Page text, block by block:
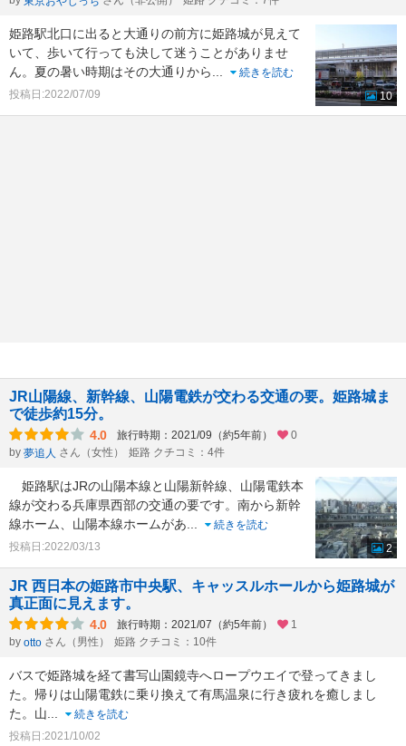
姫路駅北口に出ると大通りの前方に姫路城が見えて
いて、歩いて行っても決して迷うことがありませ
ん。夏の暑い時期はその大通りから
続きを読む
投稿日:2022/07/09
10
JR山陽線、新幹線、山陽電鉄が交わる交通の要。姫路城ま
で徒歩約15分。
4.0 旅行時期：2021/09（約5年前）
0
by 夢追人 さん（女性） 姫路 クチコミ：4件
姫路駅はJRの山陽本線と山陽新幹線、山陽電鉄本
線が交わる兵庫県西部の交通の要です。南から新幹
線ホーム、山陽本線ホームがあ
続きを読む
投稿日:2022/03/13
2
JR 西日本の姫路市中央駅、キャッスルホールから姫路城が
真正面に見えます。
4.0 旅行時期：2021/07（約5年前）
1
by otto さん（男性） 姫路 クチコミ：10件
バスで姫路城を経て書写山園鏡寺へロープウエイで登ってきまし
た。帰りは山陽電鉄に乗り換えて有馬温泉に行き疲れを癒しまし
た。山
続きを読む
投稿日:2021/10/02